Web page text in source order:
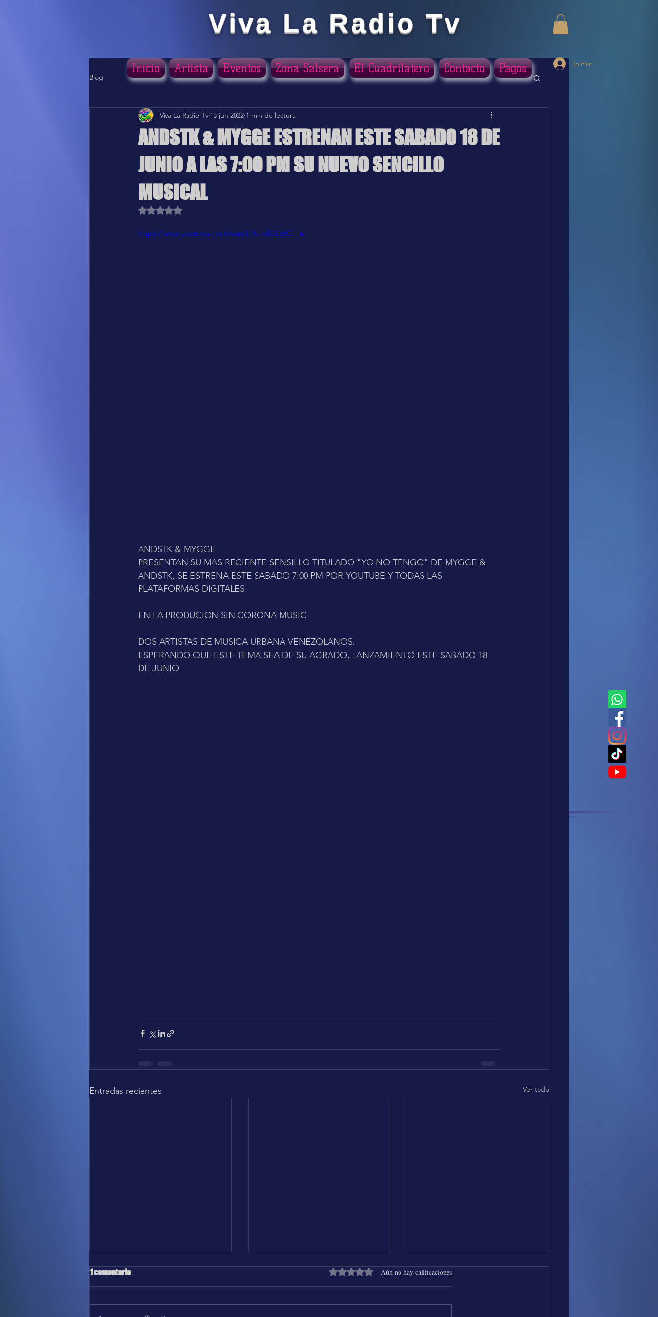
Viva La Radio Tv
Iniciar sesión
Blog
ANDSTK & MYGGE ESTRENAN ESTE SABADO 18 DE
JUNIO A LAS 7:00 PM SU NUEVO SENCILLO
MUSICAL
Viva La Radio Tv 15 jun 2022 1 min de lectura
Obtuvo NaN de 5 estrellas.
https://www.youtube.com/watch?v=vfIi3gBCz_4
ANDSTK & MYGGE
PRESENTAN SU MAS RECIENTE SENSILLO TITULADO "YO NO TENGO" DE MYGGE &
ANDSTK, SE ESTRENA ESTE SABADO 7:00 PM POR YOUTUBE Y TODAS LAS
PLATAFORMAS DIGITALES
EN LA PRODUCION SIN CORONA MUSIC
DOS ARTISTAS DE MUSICA URBANA VENEZOLANOS.
ESPERANDO QUE ESTE TEMA SEA DE SU AGRADO, LANZAMIENTO ESTE SABADO 18
DE JUNIO
Entradas recientes Ver todo
1 comentario Obtuvo 0 de 5 estrellas.
Aún no hay calificaciones
Inicio Artista Eventos Zona Salsera El Cuadrilatero Contacto Pagos